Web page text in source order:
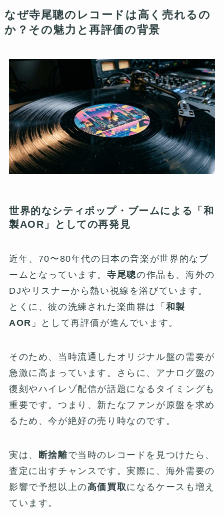
なぜ寺尾聰のレコードは高く売れるの
か？その魅力と再評価の背景
世界的なシティポップ・ブームによる「和
製AOR」としての再発見
近年、70〜80年代の日本の音楽が世界的なブ
ームとなっています。寺尾聰の作品も、海外の
DJやリスナーから熱い視線を浴びています。
とくに、彼の洗練された楽曲群は「 和製
AOR 」として再評価が進んでいます。
そのため、当時流通したオリジナル盤の需要が
急激に高まっています。さらに、アナログ盤の
復刻やハイレゾ配信が話題になるタイミングも
重要です。つまり、新たなファンが原盤を求め
るため、今が絶好の売り時なのです。
実は、 断捨離で当時のレコードを見つけたら、
査定に出すチャンスです。実際に、海外需要の
影響で予想以上の高価買取になるケースも増え
ています。